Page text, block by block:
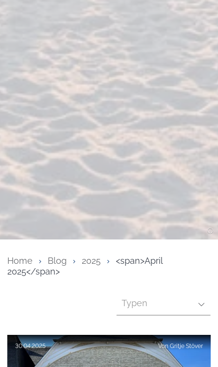
Home Blog 2025
<span>April
2025</span>
Typen
Veröffentlicht am:
30.04.2025 VonGritje Stöver